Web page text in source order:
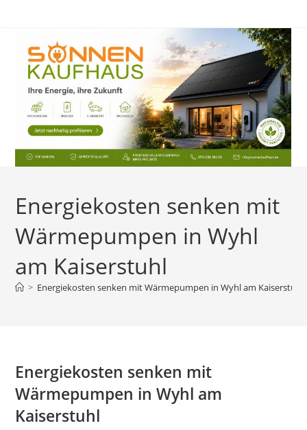
Energiekosten senken mit
Wärmepumpen in Wyhl
am Kaiserstuhl
> Energiekosten senken mit Wärmepumpen in Wyhl am Kaiserstuhl
Energiekosten senken mit
Wärmepumpen in Wyhl am
Kaiserstuhl